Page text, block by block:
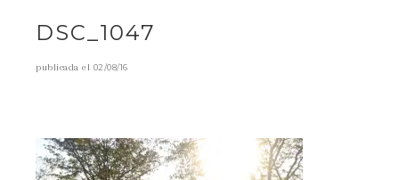
DSC_1047
publicada el 02/08/16